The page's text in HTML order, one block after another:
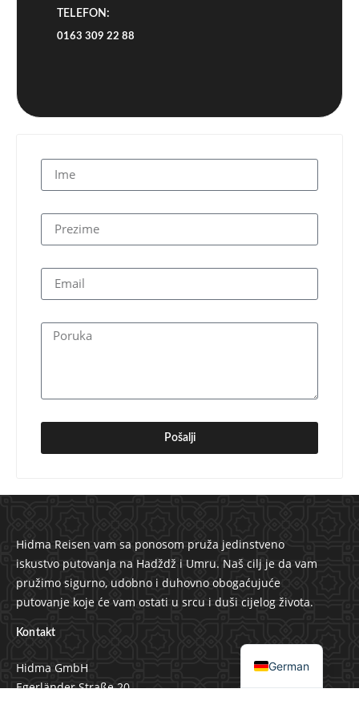
TELEFON:
0163 309 22 88
Pošalji
Hidma Reisen vam sa ponosom pruža jedinstveno
iskustvo putovanja na Hadždž i Umru. Naš cilj je da vam
pružimo sigurno, udobno i duhovno obogaćujuće
putovanje koje će vam ostati u srcu i duši cijelog života.
Kontakt
Hidma GmbH
Egerländer Straße 20
German